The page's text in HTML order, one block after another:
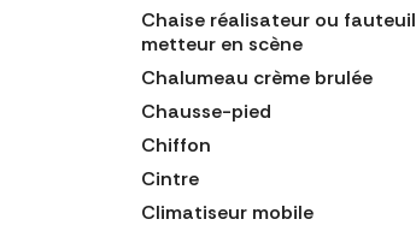
Chaise réalisateur ou fauteuil
metteur en scène
Chalumeau crème brulée
Chausse-pied
Chiffon
Cintre
Climatiseur mobile